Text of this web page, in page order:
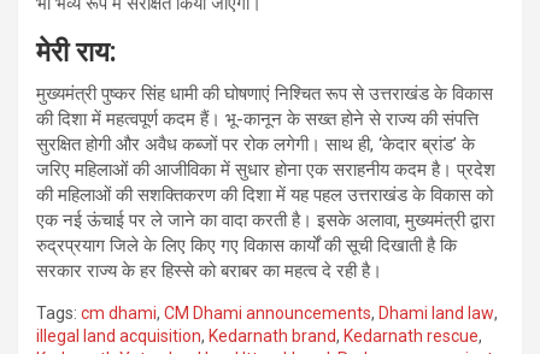
मेरी राय:
मुख्यमंत्री पुष्कर सिंह धामी की घोषणाएं निश्चित रूप से उत्तराखंड के विकास
की दिशा में महत्वपूर्ण कदम हैं। भू-कानून के सख्त होने से राज्य की संपत्ति
सुरक्षित होगी और अवैध कब्जों पर रोक लगेगी। साथ ही, ‘केदार ब्रांड’ के
जरिए महिलाओं की आजीविका में सुधार होना एक सराहनीय कदम है। प्रदेश
की महिलाओं की सशक्तिकरण की दिशा में यह पहल उत्तराखंड के विकास को
एक नई ऊंचाई पर ले जाने का वादा करती है। इसके अलावा, मुख्यमंत्री द्वारा
रुद्रप्रयाग जिले के लिए किए गए विकास कार्यों की सूची दिखाती है कि
सरकार राज्य के हर हिस्से को बराबर का महत्व दे रही है।
Tags: cm dhami, CM Dhami announcements, Dhami land law,
illegal land acquisition, Kedarnath brand, Kedarnath rescue,